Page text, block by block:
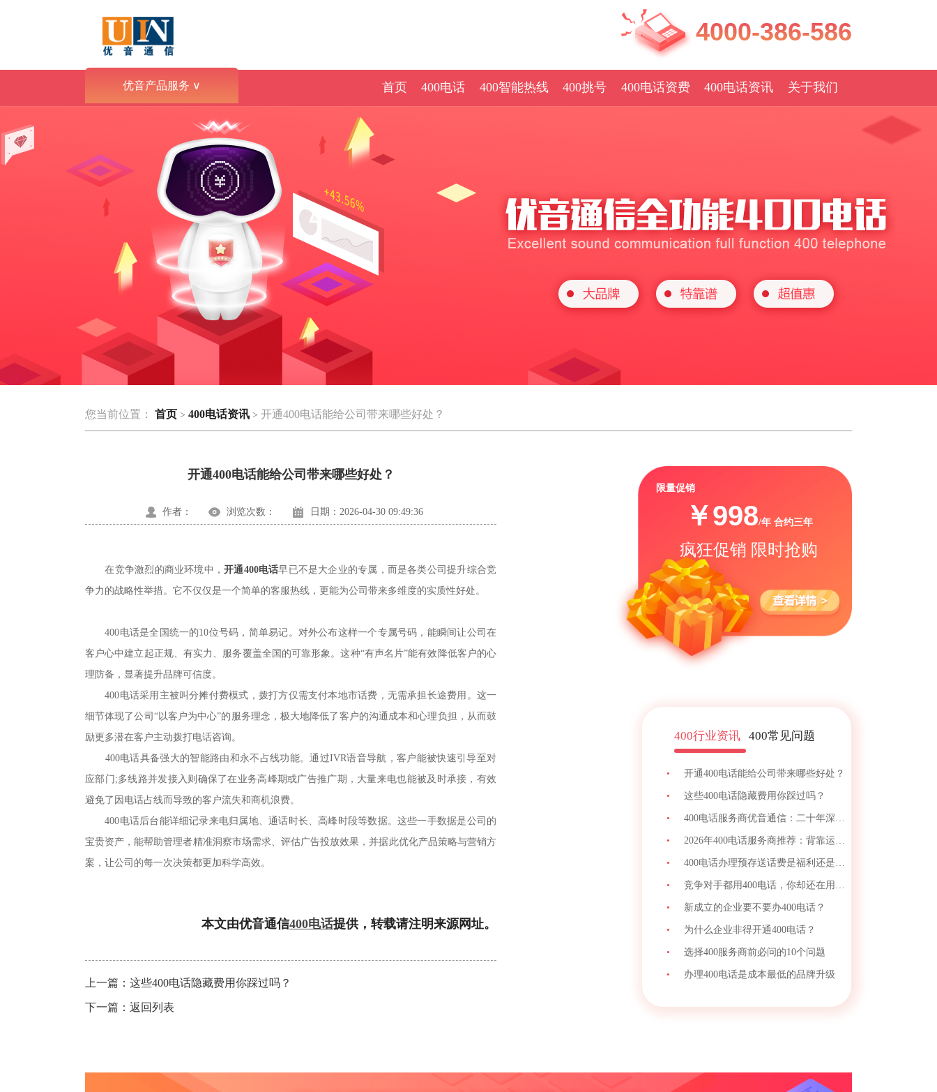
4000-386-586
首页 400电话 400智能热线 400挑号 400电话资费 400电话资讯 关于我们
优音产品服务 ∨
您当前位置： 首页 > 400电话资讯 > 开通400电话能给公司带来哪些好处？
开通400电话能给公司带来哪些好处？
作者： 浏览次数： 日期：2026-04-30 09:49:36
在竞争激烈的商业环境中，开通400电话早已不是大企业的专属，而是各类公司提升综合竞
争力的战略性举措。它不仅仅是一个简单的客服热线，更能为公司带来多维度的实质性好处。
400电话是全国统一的10位号码，简单易记。对外公布这样一个专属号码，能瞬间让公司在
客户心中建立起正规、有实力、服务覆盖全国的可靠形象。这种“有声名片”能有效降低客户的心
理防备，显著提升品牌可信度。
400电话采用主被叫分摊付费模式，拨打方仅需支付本地市话费，无需承担长途费用。这一
细节体现了公司“以客户为中心”的服务理念，极大地降低了客户的沟通成本和心理负担，从而鼓
励更多潜在客户主动拨打电话咨询。
400电话具备强大的智能路由和永不占线功能。通过IVR语音导航，客户能被快速引导至对
应部门;多线路并发接入则确保了在业务高峰期或广告推广期，大量来电也能被及时承接，有效
避免了因电话占线而导致的客户流失和商机浪费。
400电话后台能详细记录来电归属地、通话时长、高峰时段等数据。这些一手数据是公司的
宝贵资产，能帮助管理者精准洞察市场需求、评估广告投放效果，并据此优化产品策略与营销方
案，让公司的每一次决策都更加科学高效。
本文由优音通信400电话提供，转载请注明来源网址。
上一篇： 这些400电话隐藏费用你踩过吗？
下一篇： 返回列表
限量促销
￥998/年 合约三年
疯狂促销 限时抢购
400行业资讯 400常见问题
• 开通400电话能给公司带来哪些好处？
• 这些400电话隐藏费用你踩过吗？
• 400电话服务商优音通信：二十年深耕铸就企业
• 2026年400电话服务商推荐：背靠运营商资源、
• 400电话办理预存送话费是福利还是套餐？
• 竞争对手都用400电话，你却还在用手机号接客？
• 新成立的企业要不要办400电话？
• 为什么企业非得开通400电话？
• 选择400服务商前必问的10个问题
• 办理400电话是成本最低的品牌升级